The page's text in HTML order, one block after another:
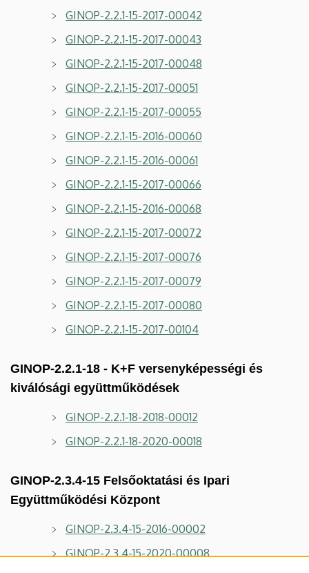
GINOP-2.2.1-15-2017-00042
GINOP-2.2.1-15-2017-00043
GINOP-2.2.1-15-2017-00048
GINOP-2.2.1-15-2017-00051
GINOP-2.2.1-15-2017-00055
GINOP-2.2.1-15-2016-00060
GINOP-2.2.1-15-2016-00061
GINOP-2.2.1-15-2017-00066
GINOP-2.2.1-15-2016-00068
GINOP-2.2.1-15-2017-00072
GINOP-2.2.1-15-2017-00076
GINOP-2.2.1-15-2017-00079
GINOP-2.2.1-15-2017-00080
GINOP-2.2.1-15-2017-00104
GINOP-2.2.1-18 - K+F versenyképességi és
kiválósági együttműködések
GINOP-2.2.1-18-2018-00012
GINOP-2.2.1-18-2020-00018
GINOP-2.3.4-15 Felsőoktatási és Ipari
Együttműködési Központ
GINOP-2.3.4-15-2016-00002
GINOP-2.3.4-15-2020-00008